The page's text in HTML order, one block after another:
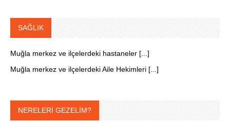
SAĞLIK
Muğla merkez ve ilçelerdeki hastaneler [...]
Muğla merkez ve ilçelerdeki Aile Hekimleri [...]
NERELERİ GEZELİM?